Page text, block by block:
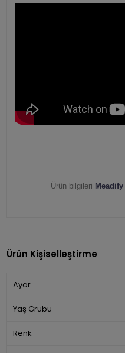
Ürün bilgileri Meadify
Ürün Kişiselleştirme
Ayar
Yaş Grubu
Renk